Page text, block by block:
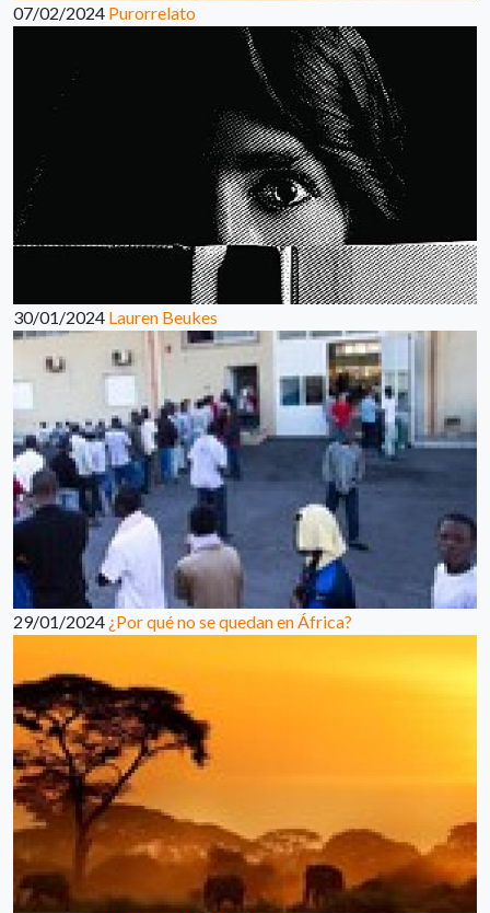
07/02/2024 Purorrelato
30/01/2024 Lauren Beukes
29/01/2024 ¿Por qué no se quedan en África?